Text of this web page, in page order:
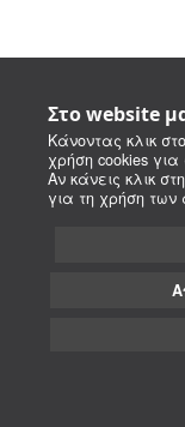
Στο website
Κάνοντας κλικ
χρήση cookies για
Αν κάνεις κλικ
για τη χρήση των